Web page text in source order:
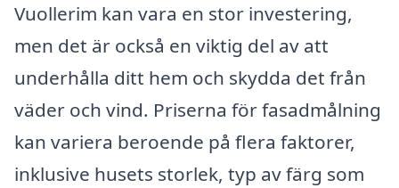
Vuollerim kan vara en stor investering,
men det är också en viktig del av att
underhålla ditt hem och skydda det från
väder och vind. Priserna för fasadmålning
kan variera beroende på flera faktorer,
inklusive husets storlek, typ av färg som